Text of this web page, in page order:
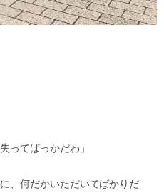
ってばっかだわ」
、何だかいただいてばかりだ